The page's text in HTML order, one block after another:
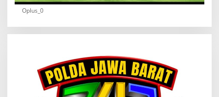
Oplus_0